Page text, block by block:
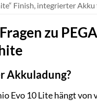
Finish, integrierter
zu
Akkuladung?
Evo 10 Lite hängt